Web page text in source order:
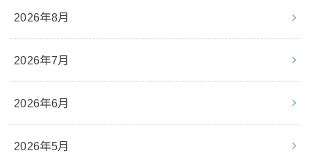
2026年8月
2026年7月
2026年6月
2026年5月